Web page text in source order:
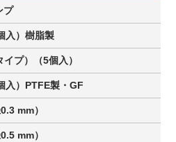
プ
入）樹脂製
プ）（5個入）
入）PTFE製・GF
mm）
mm）